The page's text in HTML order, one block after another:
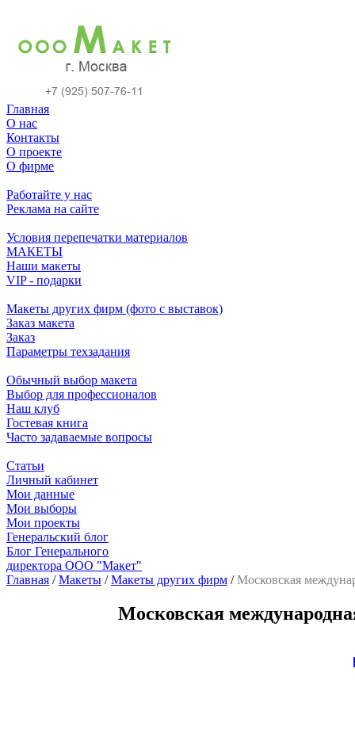
Главная
О нас
Контакты
О проекте
О фирме
Работайте у нас
Реклама на сайте
Условия перепечатки материалов
МАКЕТЫ
Наши макеты
VIP - подарки
Макеты других фирм (фото с выставок)
Заказ макета
Заказ
Параметры техзадания
Обычный выбор макета
Выбор для профессионалов
Наш клуб
Гостевая книга
Часто задаваемые вопросы
Статьи
Личный кабинет
Мои данные
Мои выборы
Мои проекты
Генеральский блог
Блог Генерального
директора ООО "Макет"
Главная /Макеты /Макеты других фирм /Московская
Московская